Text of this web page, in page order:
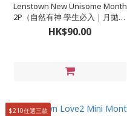
Lenstown New Unisome Month
2P（自然有神 學生必入｜月拋兩
片裝）
HK$90.00
$210任選三款